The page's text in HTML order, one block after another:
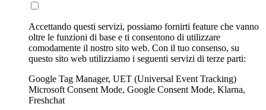
Accettando questi servizi, possiamo fornirti feature che vanno
oltre le funzioni di base e ti consentono di utilizzare
comodamente il nostro sito web. Con il tuo consenso, su
questo sito web utilizziamo i seguenti servizi di terze parti:
Google Tag Manager, UET (Universal Event Tracking)
Microsoft Consent Mode, Google Consent Mode, Klarna,
Freshchat